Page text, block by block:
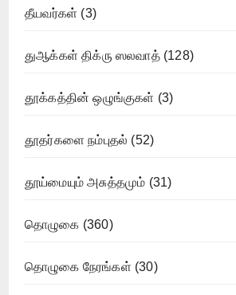
தீயவர்கள் (3)
துஆக்கள் திக்ரு ஸலவாத்(128)
தூக்கத்தின் ஒழுங்குகள் (3)
தூதர்களை நம்புதல் (52)
தூய்மையும் அசுத்தமும் (31)
தொழுகை (360)
தொழுகை நேரங்கள் (30)